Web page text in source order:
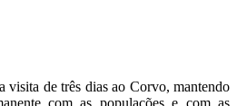
visita de três dias ao Corvo, mantendo